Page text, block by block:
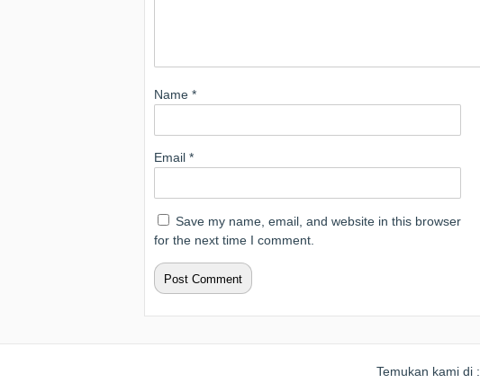
Name *
Email *
Save my name, email, and website in this browser
for the next time I comment.
Temukan kami di :